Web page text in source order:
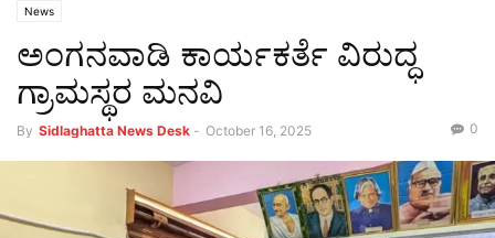
News
ಅಂಗನವಾಡಿ ಕಾರ್ಯಕರ್ತೆ ವಿರುದ್ಧ
ಗ್ರಾಮಸ್ಥರ ಮನವಿ
By Sidlaghatta News Desk - October 16, 2025 0